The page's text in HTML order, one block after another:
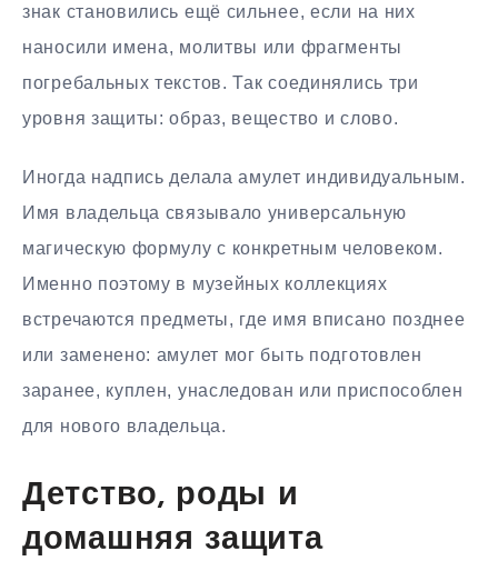
знак становились ещё сильнее, если на них
наносили имена, молитвы или фрагменты
погребальных текстов. Так соединялись три
уровня защиты: образ, вещество и слово.
Иногда надпись делала амулет индивидуальным.
Имя владельца связывало универсальную
магическую формулу с конкретным человеком.
Именно поэтому в музейных коллекциях
встречаются предметы, где имя вписано позднее
или заменено: амулет мог быть подготовлен
заранее, куплен, унаследован или приспособлен
для нового владельца.
Детство, роды и
домашняя защита